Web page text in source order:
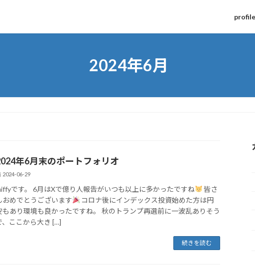
profile
2024年6月
年6月末のポートフォリオ
2024-06-29
です。 6月はXで億り人報告がいつも以上に多かったですね
皆さ
おめでとうございます
コロナ後にインデックス投資始めた方は円
もあり環境も良かったですね。 秋のトランプ再選前に一波乱ありそう
、ここから大き […]
続きを読む